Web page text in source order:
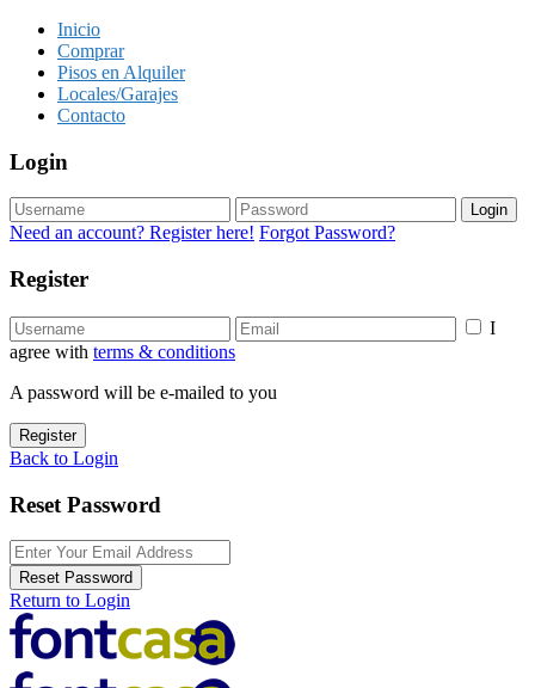
Inicio
Comprar
Pisos en Alquiler
Locales/Garajes
Contacto
Login
Login
Need an account? Register here! Forgot Password?
Register
I
agree with terms & conditions
A password will be e-mailed to you
Register
Back to Login
Reset Password
Reset Password
Return to Login